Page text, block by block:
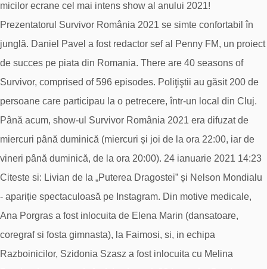
micilor ecrane cel mai intens show al anului 2021!
Prezentatorul Survivor România 2021 se simte confortabil în
junglă. Daniel Pavel a fost redactor sef al Penny FM, un proiect
de succes pe piata din Romania. There are 40 seasons of
Survivor, comprised of 596 episodes. Poliţiştii au găsit 200 de
persoane care participau la o petrecere, într-un local din Cluj.
Până acum, show-ul Survivor România 2021 era difuzat de
miercuri până duminică (miercuri și joi de la ora 22:00, iar de
vineri până duminică, de la ora 20:00). 24 ianuarie 2021 14:23
Citeste si: Livian de la „Puterea Dragostei” și Nelson Mondialu
- apariție spectaculoasă pe Instagram. Din motive medicale,
Ana Porgras a fost inlocuita de Elena Marin (dansatoare,
coregraf si fosta gimnasta), la Faimosi, si, in echipa
Razboinicilor, Szidonia Szasz a fost inlocuita cu Melina